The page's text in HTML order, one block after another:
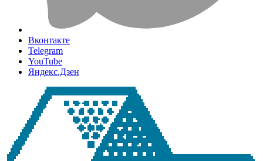
Вконтакте
Telegram
YouTube
Яндекс.Дзен